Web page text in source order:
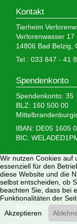
Kontakt
Tierheim
Verlorenwasser 17
14806 Bad Belzig,
Tel.: 033 847 - 41
Spendenkonto
Spendenkonto: 35
BLZ: 160 500 00
IBAN: DE05 1605
BIC:
Wir brauchen
denn wir erhalten
finanzieren das
Wir sind als
anerkannt und
Wir nutzen Cookies auf
essenziell für den
diese Website und die
selbst entscheiden, ob
beachten Sie, dass bei
Funktionalitäten der
Akzeptieren